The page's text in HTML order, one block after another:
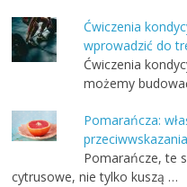
Ćwiczenia
wprowadzić do
Ćwiczenia
możemy
Pomarańcza:
przeciwwskazania
Pomarańcze, te
cytrusowe, nie tylko kuszą …